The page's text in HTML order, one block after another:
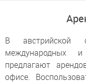
В австрийской
международных
предлагают
офисе.